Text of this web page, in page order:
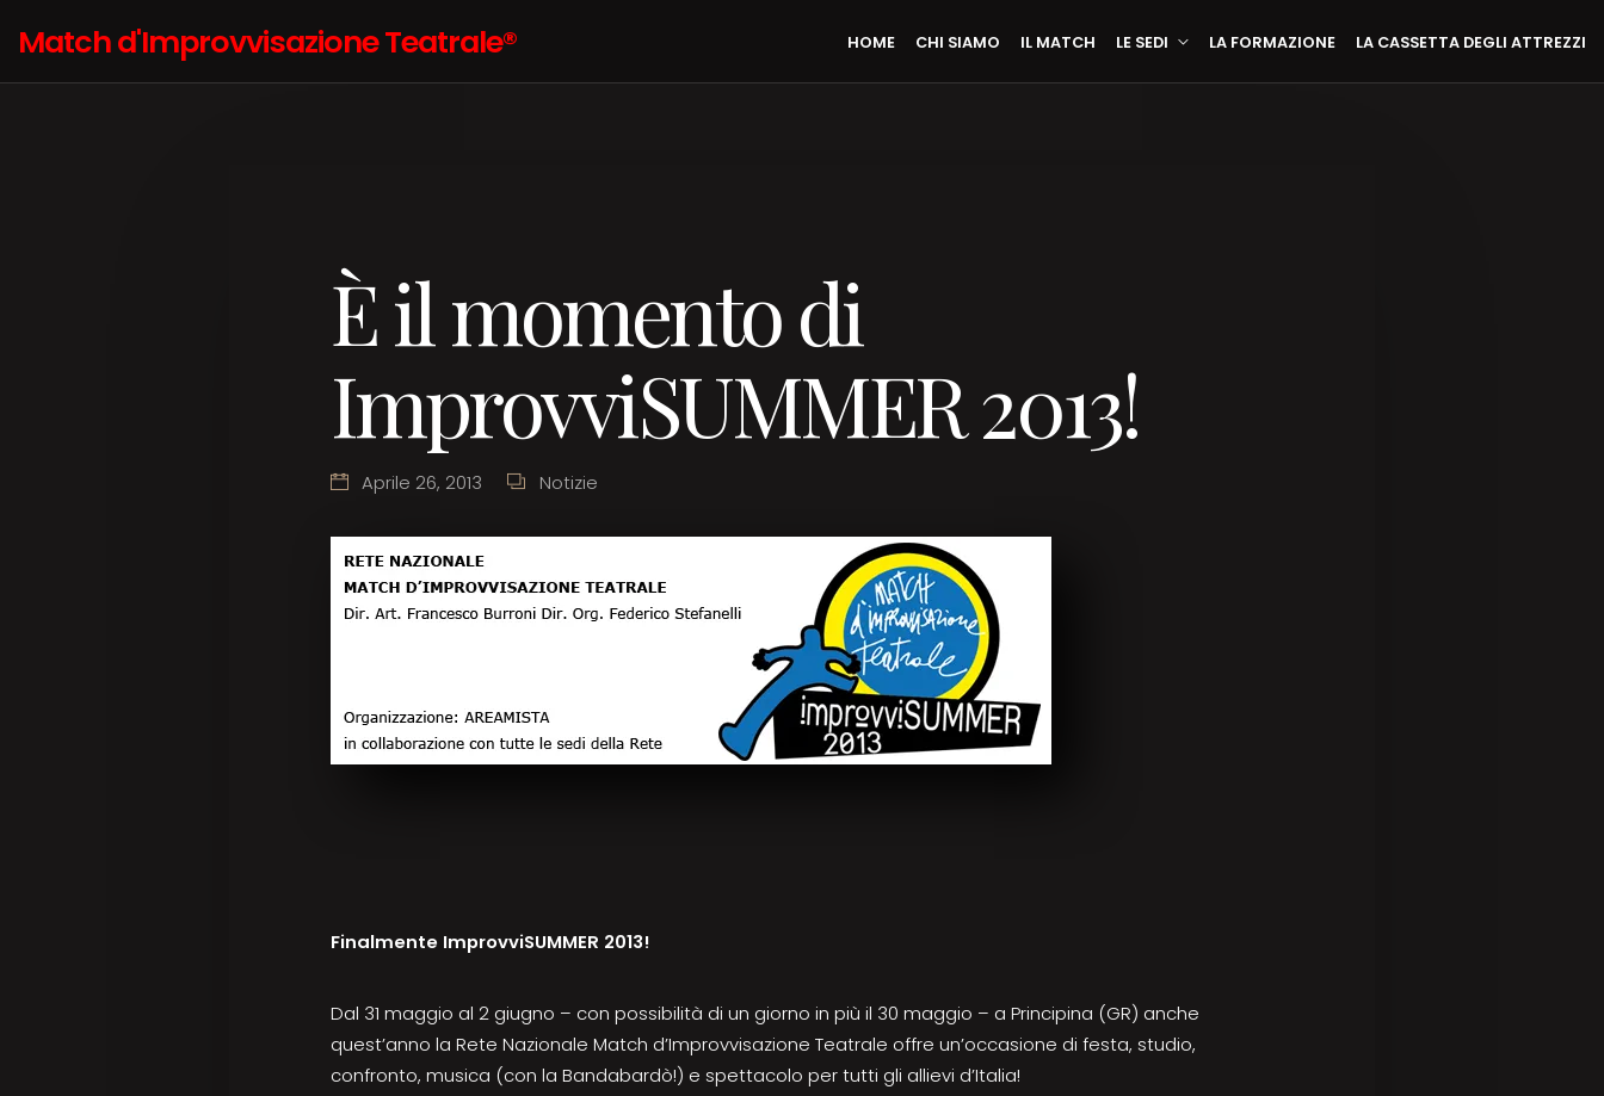
Match d'Improvvisazione Teatrale® HOME CHI SIAMO IL MATCH LE SEDI LA FORMAZIONE LA CASSETTA DEGLI ATTREZZI
È il momento di
ImprovviSUMMER 2013!
Aprile 26, 2013 Notizie
Finalmente ImprovviSUMMER 2013!
Dal 31 maggio al 2 giugno – con possibilità di un giorno in più il 30 maggio – a Principina (GR) anche
quest’anno la Rete Nazionale Match d’Improvvisazione Teatrale offre un’occasione di festa, studio,
confronto, musica (con la Bandabardò!) e spettacolo per tutti gli allievi d’Italia!